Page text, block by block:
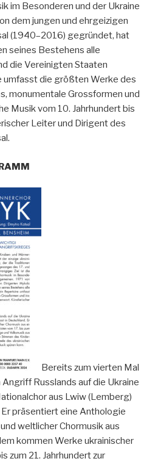
im Besonderen und der Ukraine
dem jungen und ehrgeizigen
(1940–2016) gegründet, hat
seines Bestehens alle
die Vereinigten Staaten
umfasst die größten Werke des
monumentale Grossformen und
Musik vom 10. Jahrhundert bis
Leiter und Dirigent des
Bereits zum vierten Mal
Russlands auf die Ukraine
aus Lwiw (Lemberg)
Er präsentiert eine Anthologie
weltlicher Chormusik aus
kommen Werke ukrainischer
zum 21. Jahrhundert zur